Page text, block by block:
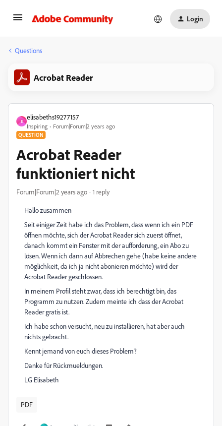
Login
Questions
Acrobat Reader
E
elisabeths19277157
Inspiring Forum|Forum|2 years ago
QUESTION
Acrobat Reader
funktioniert nicht
Forum|Forum|2 years ago 1 reply
Hallo zusammen
Seit einiger Zeit habe ich das Problem, dass wenn ich ein PDF
öffnen möchte, sich der Acrobat Reader sich zuerst öffnet,
danach kommt ein Fenster mit der aufforderung, ein Abo zu
lösen. Wenn ich dann auf Abbrechen gehe (habe keine andere
möglichkeit, da ich ja nicht abonieren möchte) wird der
Acrobat Reader geschlossen.
In meinem Profil steht zwar, dass ich berechtigt bin, das
Programm zu nutzen. Zudem meinte ich dass der Acrobat
Reader gratis ist.
Ich habe schon versucht, neu zu installieren, hat aber auch
nichts gebracht.
Kennt jemand von euch dieses Problem?
Danke für Rückmueldungen.
LG Elisabeth
PDF